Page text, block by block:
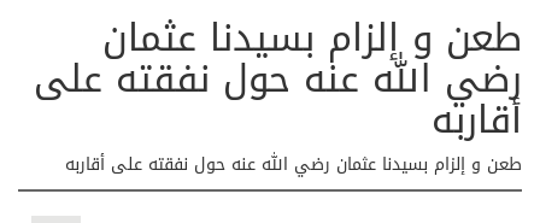
طعن و إلزام بسيدنا عثمان
رضي الله عنه‎ حول نفقته على
أقاربه
طعن و إلزام بسيدنا عثمان رضي الله عنه‎ حول نفقته على أقاربه